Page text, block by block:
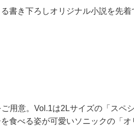
書き下ろしオリジナル小説を先着
用意。Vol.1は2Lサイズの「ス
食べる姿が可愛いソニックの「